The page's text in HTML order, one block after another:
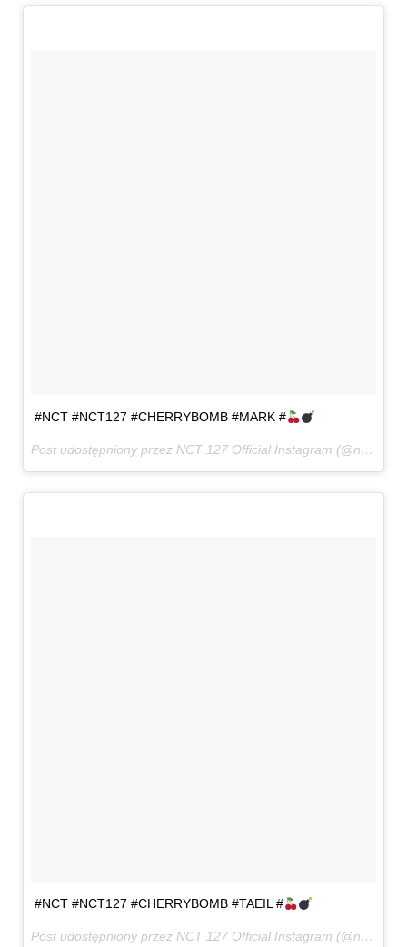
#NCT #NCT127 #CHERRYBOMB #MARK #
Post udostępniony przez NCT 127 Official Instagram (@nct127)
#NCT #NCT127 #CHERRYBOMB #TAEIL #
Post udostępniony przez NCT 127 Official Instagram (@nct127)